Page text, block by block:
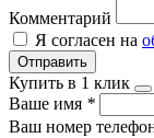
Комментарий
Я согласен на
Отправить
Купить в 1 клик
Ваше имя *
Ваш номер